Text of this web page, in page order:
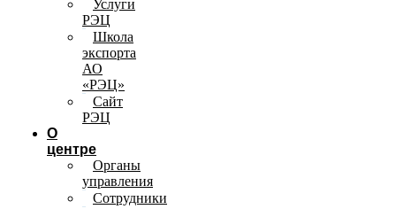
Услуги
РЭЦ
Школа
экспорта
АО
«РЭЦ»
Сайт
РЭЦ
О
центре
Органы
управления
Сотрудники